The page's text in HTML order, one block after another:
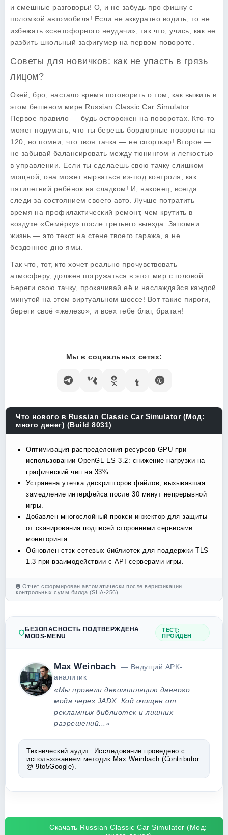
и смешные разговоры! О, и не забудь про фишку с
поломкой автомобиля! Если не аккуратно водить, то не
избежать «светофорного неудачи», так что, учись, как не
разбить школьный зафигумер на первом повороте.
Советы для новичков: как не упасть в грязь
лицом?
Окей, бро, настало время поговорить о том, как выжить в
этом бешеном мире Russian Classic Car Simulator
Первое правило — будь осторожен на поворотах. Кто-то
может подумать, что ты берешь бордюрные повороты на
120, но помни, что твоя тачка — не спорткар! Второе —
не забывай балансировать между тюнингом и легкостью
в управлении. Если ты сделаешь свою тачку слишком
мощной, она может вырваться из-под контроля, как
пятилетний ребёнок на сладком! И, наконец, всегда
следи за состоянием своего авто. Лучше потратить
время на профилактический ремонт, чем крутить в
воздухе «Семёрку» после третьего выезда. Запомни:
жизнь — это текст на стене твоего гаража, а не
бездонное дно ямы.
Так что, тот, кто хочет реально прочувствовать
атмосферу, должен погружаться в этот мир с головой.
Береги свою тачку, прокачивай её и наслаждайся каждой
минутой на этом виртуальном шоссе! Вот такие пироги,
береги своё «железо», и всех тебе благ, братан!
Мы в социальных сетях:
Что нового в Russian Classic Car Simulator (Мод:
много денег) (Build 8031)
Оптимизация распределения ресурсов GPU при
использовании OpenGL ES 3.2: снижение нагрузки на
графический чип на 33%.
Устранена утечка дескрипторов файлов, вызывавшая
замедление интерфейса после 30 минут непрерывной
игры.
Добавлен многослойный прокси-инжектор для защиты
от сканирования подписей сторонними сервисами
мониторинга.
Обновлен стэк сетевых библиотек для поддержки TLS
1.3 при взаимодействии с API серверами игры.
Отчет сформирован автоматически после верификации
контрольных сумм билда (SHA-256).
БЕЗОПАСНОСТЬ ПОДТВЕРЖДЕНА
MODS-MENU
ТЕСТ:
ПРОЙДЕН
Max Weinbach
— Ведущий APK-
аналитик
«Мы провели декомпиляцию данного
мода через JADX. Код очищен от
рекламных библиотек и лишних
разрешений...»
Технический аудит: Исследование проведено с
использованием методик Max Weinbach (Contributor
@ 9to5Google).
Скачать Russian Classic Car Simulator (Мод: